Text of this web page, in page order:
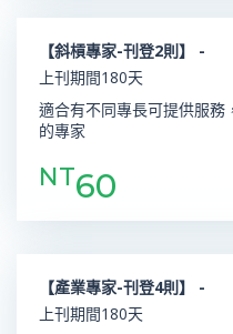
【斜槓專家-刊登2則】 -
上刊期間180天
適合有不同專長可提供服務
的專家
NT60
【產業專家-刊登4則】 -
上刊期間180天